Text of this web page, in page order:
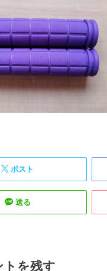
ポスト
送る
トを残す